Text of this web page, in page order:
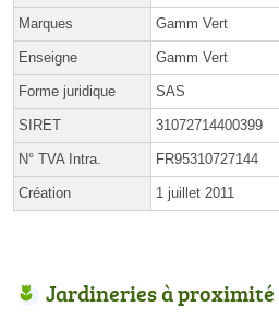
Marques Gamm Vert
Enseigne Gamm Vert
Forme juridique SAS
SIRET 31072714400399
N° TVA Intra. FR95310727144
Création 1 juillet 2011
Jardineries à proximité